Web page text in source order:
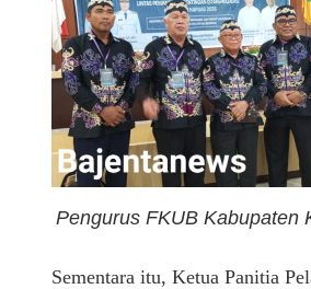
Pengurus FKUB Kabupaten
Sementara itu, Ketua Panitia